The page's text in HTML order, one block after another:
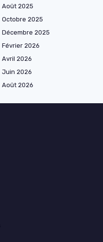
Août 2025
Octobre 2025
Décembre 2025
Février 2026
Avril 2026
Juin 2026
Août 2026